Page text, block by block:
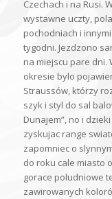
Czechach i na Rusi.
wystawne uczty,
pochodniach i
tygodni. Jezdzono
na miejscu pare dni.
okresie bylo
Straussów, którzy
szyk i styl do sal
Dunajem”, no i
zyskujac range
zapomniec o
do roku cale miasto
gorace poludniowe
zawirowanych